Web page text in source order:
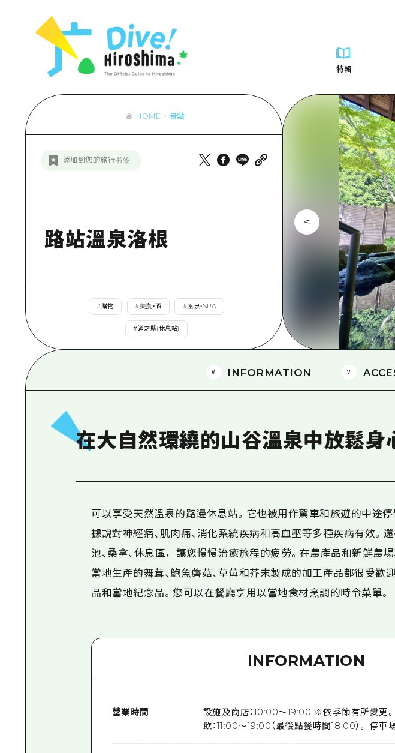
特輯
藝術
騎自行車
購物
運動
夜晚生活
世界遺產
Dive! Hiroshima 官方向
廣島隨意旅行
列表
存取
輔助
設施
超值
行李
美食·酒水 世界遺產
Dive! Hiroshima 官方向導
超值遊覽門票
行李寄存及運送服務
廣島免費 Wi-Fi
面向外國遊客的
廣島視頻
HOME 景點
添加到您的旅行书签
路站溫泉洛根
#購物 #美食・酒 #溫泉・SPA
#道之駅(休息站)
INFORMATION
在大自然環繞的山谷溫泉中放鬆身
可以享受天然溫泉的路邊休息站。它也被用作駕車和旅遊的中途停
據說對神經痛、肌肉痛、消化系統疾病和高血壓等多種疾病有效。
池、桑拿、休息區，讓您慢慢治癒旅程的疲勞。在農產品和新鮮農
當地生產的舞茸、鮑魚蘑菇、草莓和芥末製成的加工產品都很受歡
品和當地紀念品。您可以在餐廳享用以當地食材烹調的時令菜單。
INFORMATION
營業時間
設施及商店：10:00～19:00 ※依季節有所變更
飲：11:00～19:00（最後點餐時間18:00）。 停車